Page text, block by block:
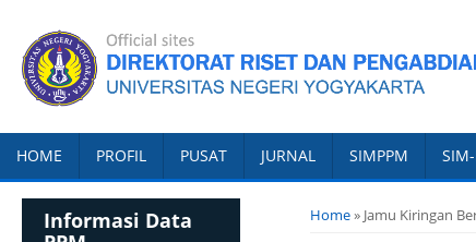
HOME PROFIL PUSAT JURNAL SIMPPM
You are here
Home» Jamu Kiringan
Informasi Data